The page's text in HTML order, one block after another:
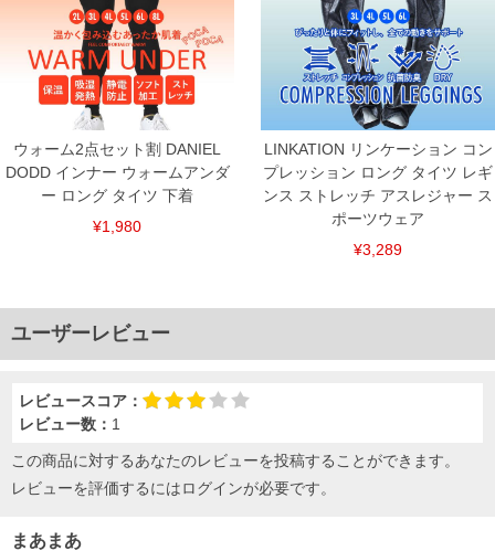
ウォーム2点セット割 DANIEL
DODD インナー ウォームアンダ
ー ロング タイツ 下着
¥1,980
LINKATION リンケーション コン
プレッション ロング タイツ レギ
ンス ストレッチ アスレジャー ス
ポーツウェア
¥3,289
ユーザーレビュー
レビュースコア：
レビュー数： 1
この商品に対するあなたのレビューを投稿することができます。
レビューを評価するにはログインが必要です。
まあまあ